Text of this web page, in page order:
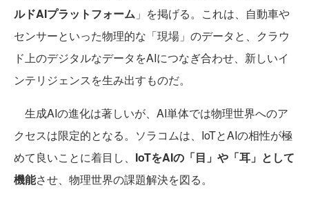
ルドAIプラットフォーム 」を掲げる。これは、自動車や
センサーといった物理的な「現場」のデータと、クラウ
ド上のデジタルなデータをAIにつなぎ合わせ、新しいイ
ンテリジェンスを生み出すものだ。
生成AIの進化は著しいが、AI単体では物理世界へのア
クセスは限定的となる。ソラコムは、IoTとAIの相性が極
めて良いことに着目し、 IoTをAIの「目」や「耳」として
機能させ、物理世界の課題解決を図る。